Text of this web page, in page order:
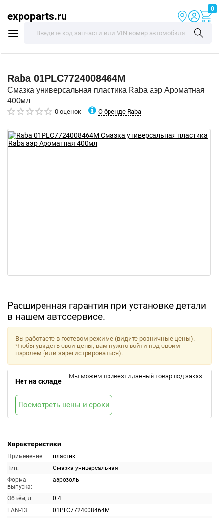
expoparts.ru
0
Raba 01PLC7724008464M
Смазка универсальная пластика Raba аэр Ароматная
400мл
0 оценок О бренде Raba
Расширенная гарантия при установке детали
в нашем автосервисе.
Характеристики
Применение:
пластик
Тип:
Смазка универсальная
Форма
выпуска:
аэрозоль
Объём, л:
0.4
EAN-13:
01PLC7724008464M
Вы работаете в гостевом режиме (видите розничные цены).
Чтобы увидеть свои цены, вам нужно войти под своим
паролем (или зарегистрироваться).
Нет на складе
Мы можем привезти данный товар под заказ.
Посмотреть цены и сроки